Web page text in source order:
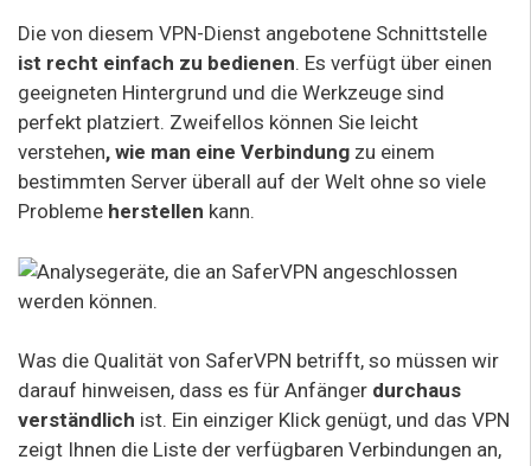
Die von diesem VPN-Dienst angebotene Schnittstelle
ist recht einfach zu bedienen. Es verfügt über einen
geeigneten Hintergrund und die Werkzeuge sind
perfekt platziert. Zweifellos können Sie leicht
verstehen, wie man eine Verbindung zu einem
bestimmten Server überall auf der Welt ohne so viele
Probleme herstellen kann.
Was die Qualität von SaferVPN betrifft, so müssen wir
darauf hinweisen, dass es für Anfänger durchaus
verständlich ist. Ein einziger Klick genügt, und das VPN
zeigt Ihnen die Liste der verfügbaren Verbindungen an,